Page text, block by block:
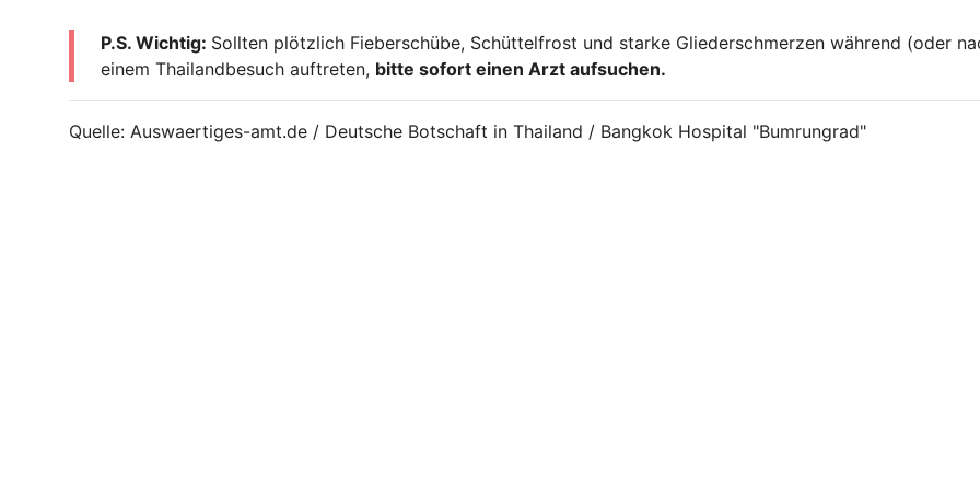
P.S. Wichtig: Sollten plötzlich Fieberschübe, Schüttelfrost und starke Gliederschmerzen während (oder
einem Thailandbesuch auftreten, bitte sofort einen Arzt aufsuchen.
Quelle: Auswaertiges-amt.de / Deutsche Botschaft in Thailand / Bangkok Hospital "Bumrungrad"